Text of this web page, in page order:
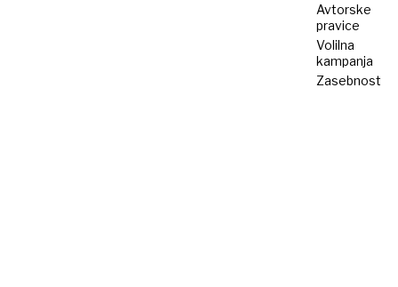
Avtorske
pravice
Volilna
kampanja
Zasebnost